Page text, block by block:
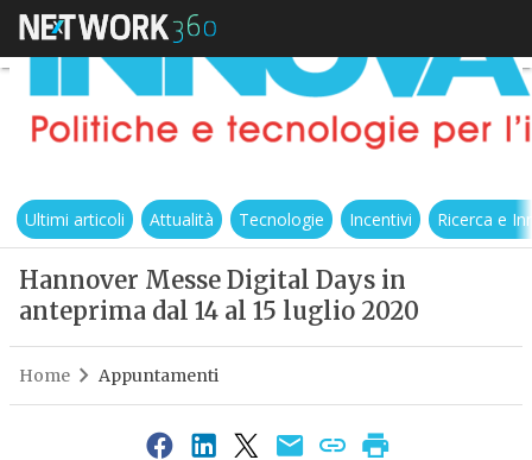
Ultimi articoli Attualità Tecnologie Incentivi Ricerca e
Hannover Messe Digital Days in
anteprima dal 14 al 15 luglio 2020
Home Appuntamenti